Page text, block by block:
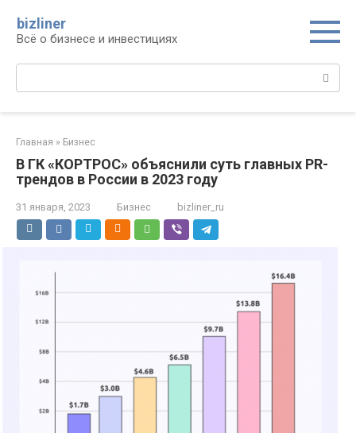
контенту
bizliner
Всё о бизнесе и инвестициях
Поиск:
Главная » Бизнес
В ГК «КОРТРОС» объяснили суть главных PR-
трендов в России в 2023 году
31 января, 2023 Бизнес bizliner_ru